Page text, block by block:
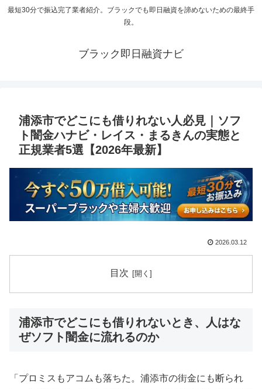
最短30分で振込完了業者紹介。ブラックでも即日融資を諦めないための最終手
段。
ブラック即日融資ナビ
浦添市でどこにも借りれない人必見｜ソフ
ト闇金ハナビ・レイス・まるきんの実態と
正規業者5選【2026年最新】
2026.03.12
目次
浦添市でどこにも借りれないとき、人はな
ぜソフト闇金に流れるのか
「プロミスもアコムも落ちた。浦添市の街金にも断られ